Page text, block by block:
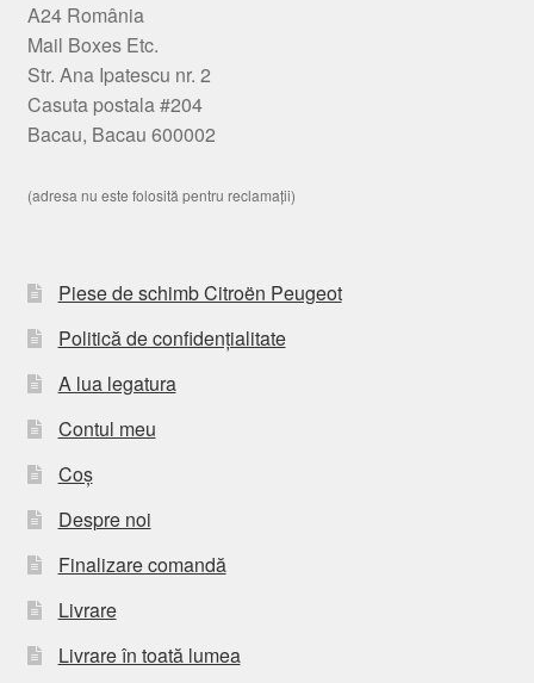
A24 România
Mail Boxes Etc.
Str. Ana Ipatescu nr. 2
Casuta postala #204
Bacau, Bacau 600002
(adresa nu este folosită pentru reclamații)
Piese de schimb Citroën Peugeot
Politică de confidențialitate
A lua legatura
Contul meu
Coș
Despre noi
Finalizare comandă
Livrare
Livrare în toată lumea